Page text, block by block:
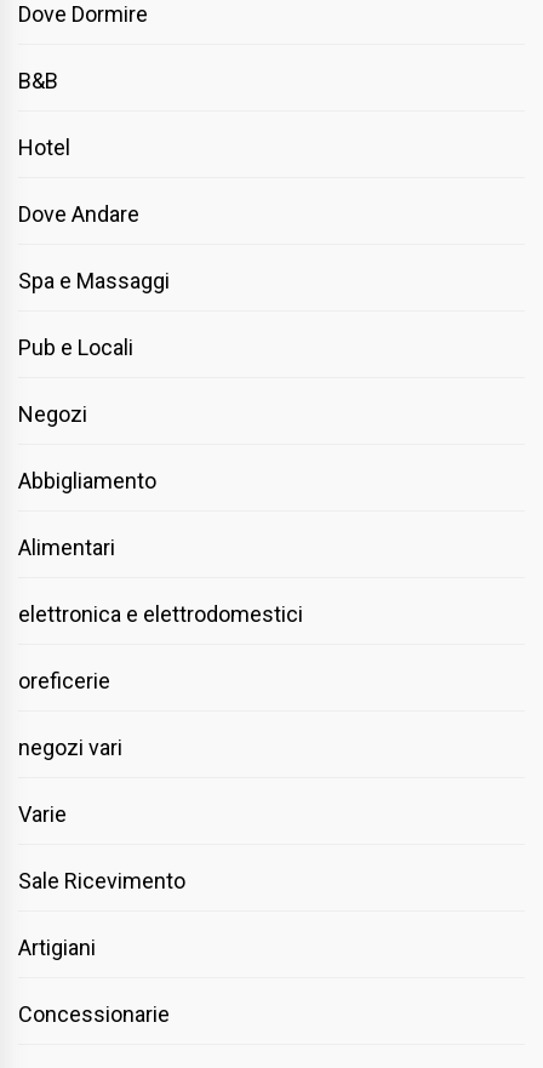
Dove Dormire
B&B
Hotel
Dove Andare
Spa e Massaggi
Pub e Locali
Negozi
Abbigliamento
Alimentari
elettronica e elettrodomestici
oreficerie
negozi vari
Varie
Sale Ricevimento
Artigiani
Concessionarie